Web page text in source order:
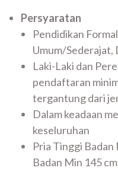
Persyaratan
Pendidikan
Umum/Sederajat,
Laki-Laki dan
pendaftaran
tergantung dari
Dalam keadaan
keseluruhan
Pria Tinggi
Badan Min 145 cm